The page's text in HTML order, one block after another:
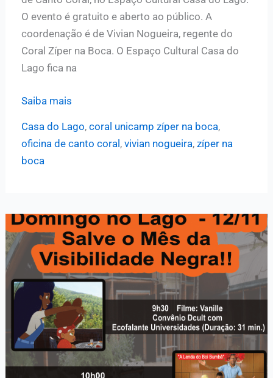
O evento é gratuito e aberto ao público. A
coordenação é de Vivian Nogueira, regente do
Coral Zíper na Boca. O Espaço Cultural Casa do
Lago fica na
Coral
Zíper
na
Boca
de
Canto
Coral
nesta
terça,
Casa
do
Lago
Saiba mais
Casa do Lago, coral unicamp zíper na boca,
oficina de canto coral, vivian nogueira, zíper na
boca